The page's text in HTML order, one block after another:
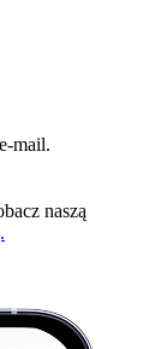
mail.
naszą